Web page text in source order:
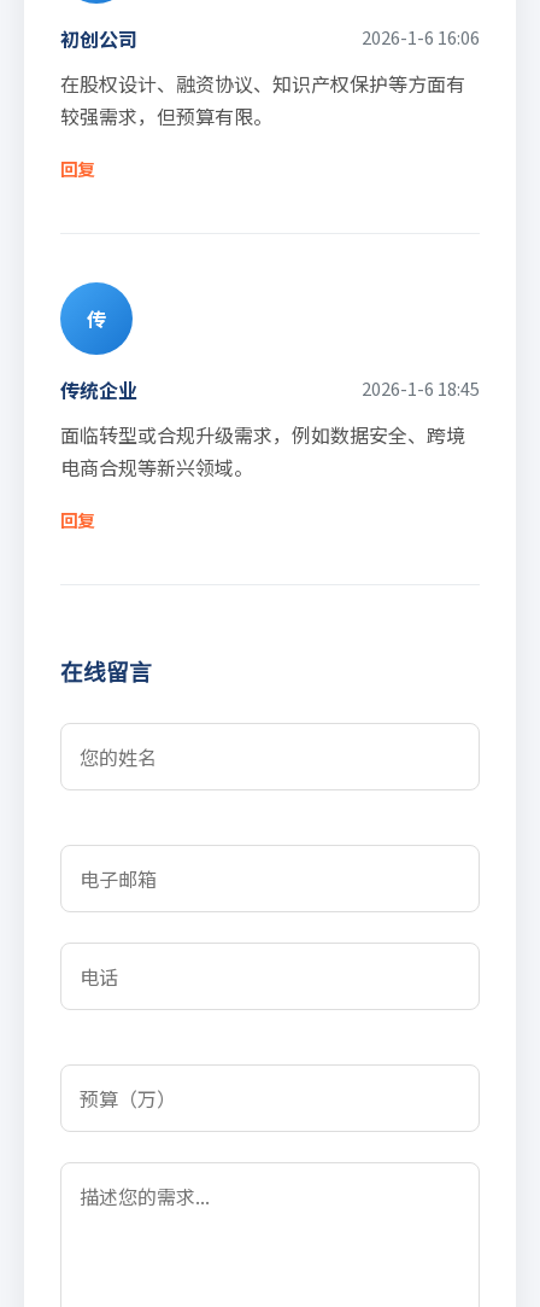
初创公司 2026-1-6 16:06
在股权设计、融资协议、知识产权保护等方面有
较强需求，但预算有限。
回复
传
传统企业 2026-1-6 18:45
面临转型或合规升级需求，例如数据安全、跨境
电商合规等新兴领域。
回复
在线留言